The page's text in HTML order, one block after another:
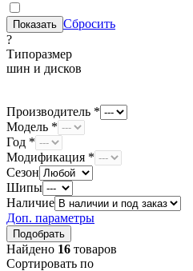
Сбросить
?
Типоразмер
шин и дисков
Производитель *
Модель *
Год *
Модификация *
Сезон
Шипы
Наличие
Доп. параметры
Найдено 16 товаров
Сортировать по